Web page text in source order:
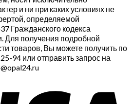
и ни при каких условиях не
определяемой
Гражданского кодекса
Для получения подробной
товаров, Вы можете получить по
94 или отправить запрос на